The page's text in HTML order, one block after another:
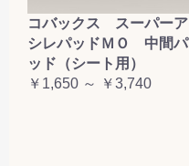
コバックス スーパーア
シレパッドＭＯ 中間パ
ッド（シート用）
￥1,650 ～ ￥3,740